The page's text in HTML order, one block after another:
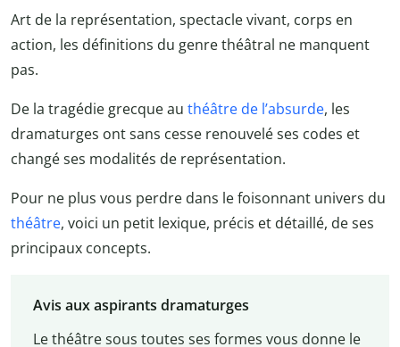
Art de la représentation, spectacle vivant, corps en
action, les définitions du genre théâtral ne manquent
pas.
De la tragédie grecque au théâtre de l’absurde, les
dramaturges ont sans cesse renouvelé ses codes et
changé ses modalités de représentation.
Pour ne plus vous perdre dans le foisonnant univers du
théâtre, voici un petit lexique, précis et détaillé, de ses
principaux concepts.
Avis aux aspirants dramaturges
Le théâtre sous toutes ses formes vous donne le